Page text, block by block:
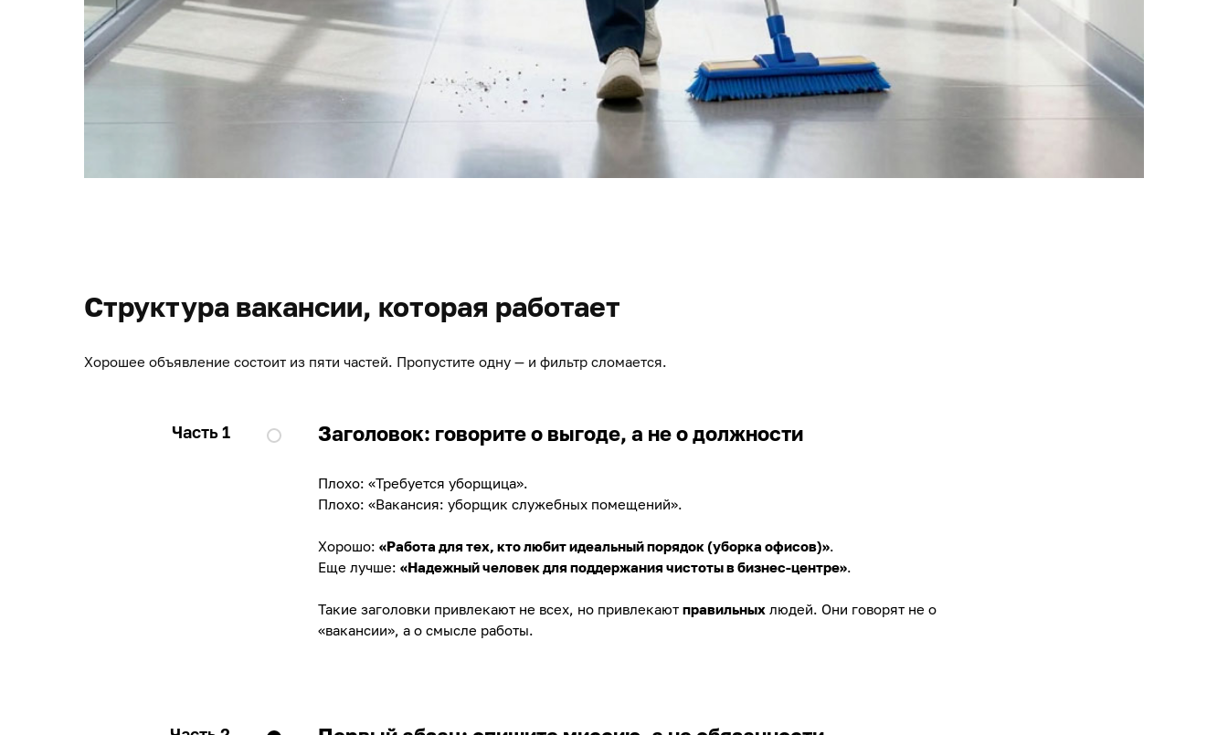
Структура вакансии, которая работает
Хорошее объявление состоит из пяти частей. Пропустите одну — и фильтр сломается.
Часть 1 Заголовок: говорите о выгоде, а не о должности
Плохо: «Требуется уборщица».
Плохо: «Вакансия: уборщик служебных помещений».
Хорошо: «Работа для тех, кто любит идеальный порядок (уборка офисов)».
Еще лучше: «Надежный человек для поддержания чистоты в бизнес-центре».
Такие заголовки привлекают не всех, но привлекают правильных людей. Они говорят не о
«вакансии», а о смысле работы.